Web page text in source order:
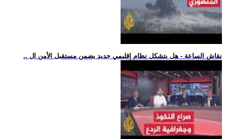
.. نقاش الساعة - هل يتشكل نظام إقليمي جديد يضمن مستقبل الأمن ال